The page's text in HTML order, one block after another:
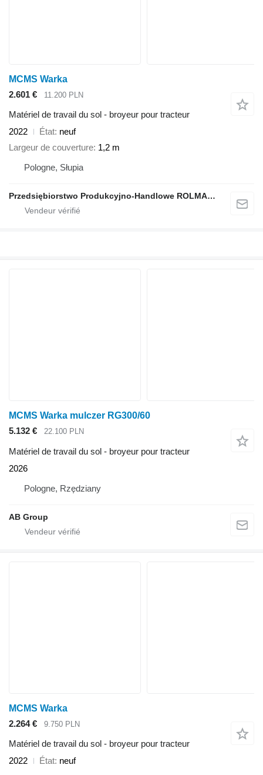
MCMS Warka
2.601 €
11.200 PLN
Matériel de travail du sol - broyeur pour tracteur
2022
État neuf
Largeur de couverture 1,2 m
Pologne, Słupia
Przedsiębiorstwo Produkcyjno-Handlowe ROLMAPOL Marcin Dziekan
MCMS Warka mulczer RG300/60
5.132 €
22.100 PLN
Matériel de travail du sol - broyeur pour tracteur
2026
Pologne, Rzędziany
AB Group
MCMS Warka
2.264 €
9.750 PLN
Matériel de travail du sol - broyeur pour tracteur
2022
État neuf